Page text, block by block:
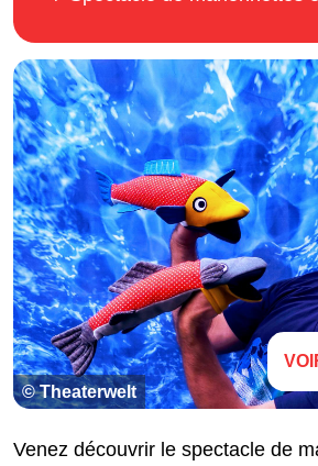
© Theaterwelt
Venez découvrir le spectacle de